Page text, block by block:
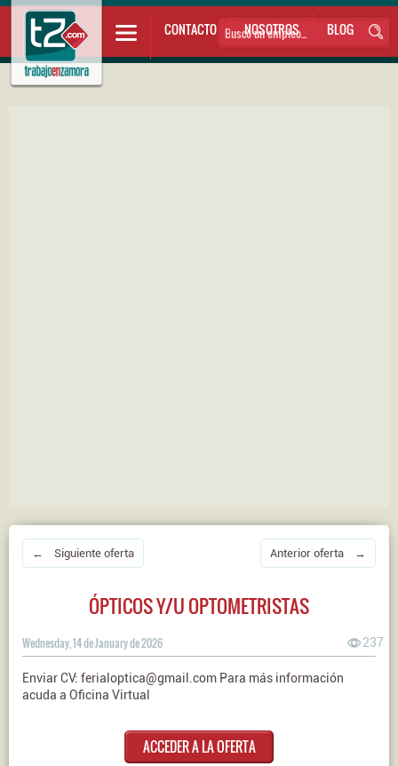
CONTACTO NOSOTROS BLOG
← Siguiente oferta Anterior oferta →
ÓPTICOS Y/U OPTOMETRISTAS
Wednesday, 14 de January de 2026 237
Enviar CV: ferialoptica@gmail.com Para más información
acuda a Oficina Virtual
ACCEDER A LA OFERTA